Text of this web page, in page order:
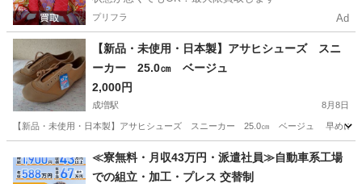
プリフラ Ad
【新品・未使用・日本製】アサヒシューズ スニ
ーカー 25.0㎝ ベージュ
2,000円
成増駅 8月8日
【新品・未使用・日本製】アサヒシューズ スニーカー 25.0㎝ ベージュ 早めに引
成増駅 靴 アサヒシューズ
≪寮無料・月収43万円・派遣社員≫自動車系工場
での組立・加工・プレス 交替制